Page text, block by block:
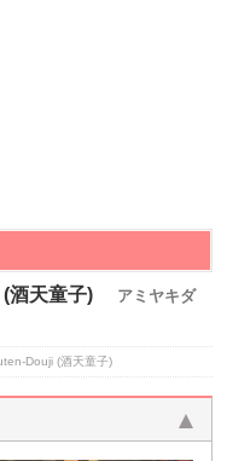
酒天童子)
アミヤキダ
Douji (酒天童子)